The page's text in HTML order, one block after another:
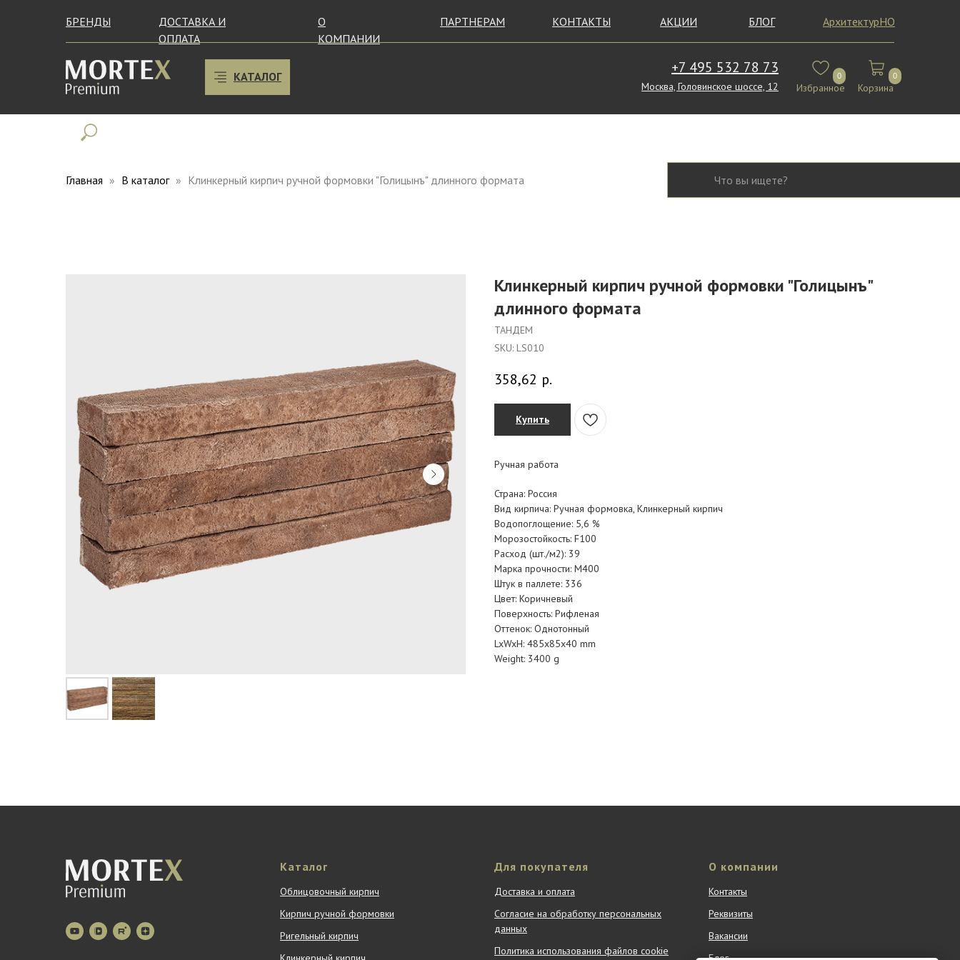
+7 495 532 78 73
Москва, Головинское шоссе, 12
АКЦИИ
КОНТАКТЫ
ПАРТНЕРАМ
О
КОМПАНИИ
ДОСТАВКА И
ОПЛАТА
БРЕНДЫ
КАТАЛОГ
БЛОГ
0 0
Избранное Корзина
АрхитектурНО
Главная В каталог Клинкерный кирпич ручной формовки "Голицынъ" длинного формата
Клинкерный кирпич ручной формовки "Голицынъ"
длинного формата
ТАНДЕМ
SKU: LS010
358,62 р.
Купить
Ручная работа
Страна: Россия
Вид кирпича: Ручная формовка, Клинкерный кирпич
Водопоглощение: 5,6 %
Морозостойкость: F100
Расход (шт./м2): 39
Марка прочности: M400
Штук в паллете: 336
Цвет: Коричневый
Поверхность: Рифленая
Оттенок: Однотонный
LxWxH: 485x85x40 mm
Weight: 3400 g
Каталог
Облицовочный кирпич
Кирпич ручной формовки
Ригельный кирпич
Для покупателя
Доставка и оплата
Согласие на обработку персональных
данных
Политика использования файлов cookie
О компании
Контакты
Реквизиты
Вакансии